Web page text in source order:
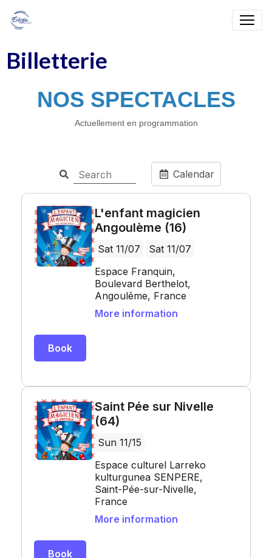
Billetterie
NOS SPECTACLES
Actuellement en programmation